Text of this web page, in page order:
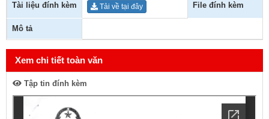
Tài liệu đính kèm Tải về tại đây File đính kèm
Mô tả
Xem chi tiết toàn văn
Tập tin đính kèm